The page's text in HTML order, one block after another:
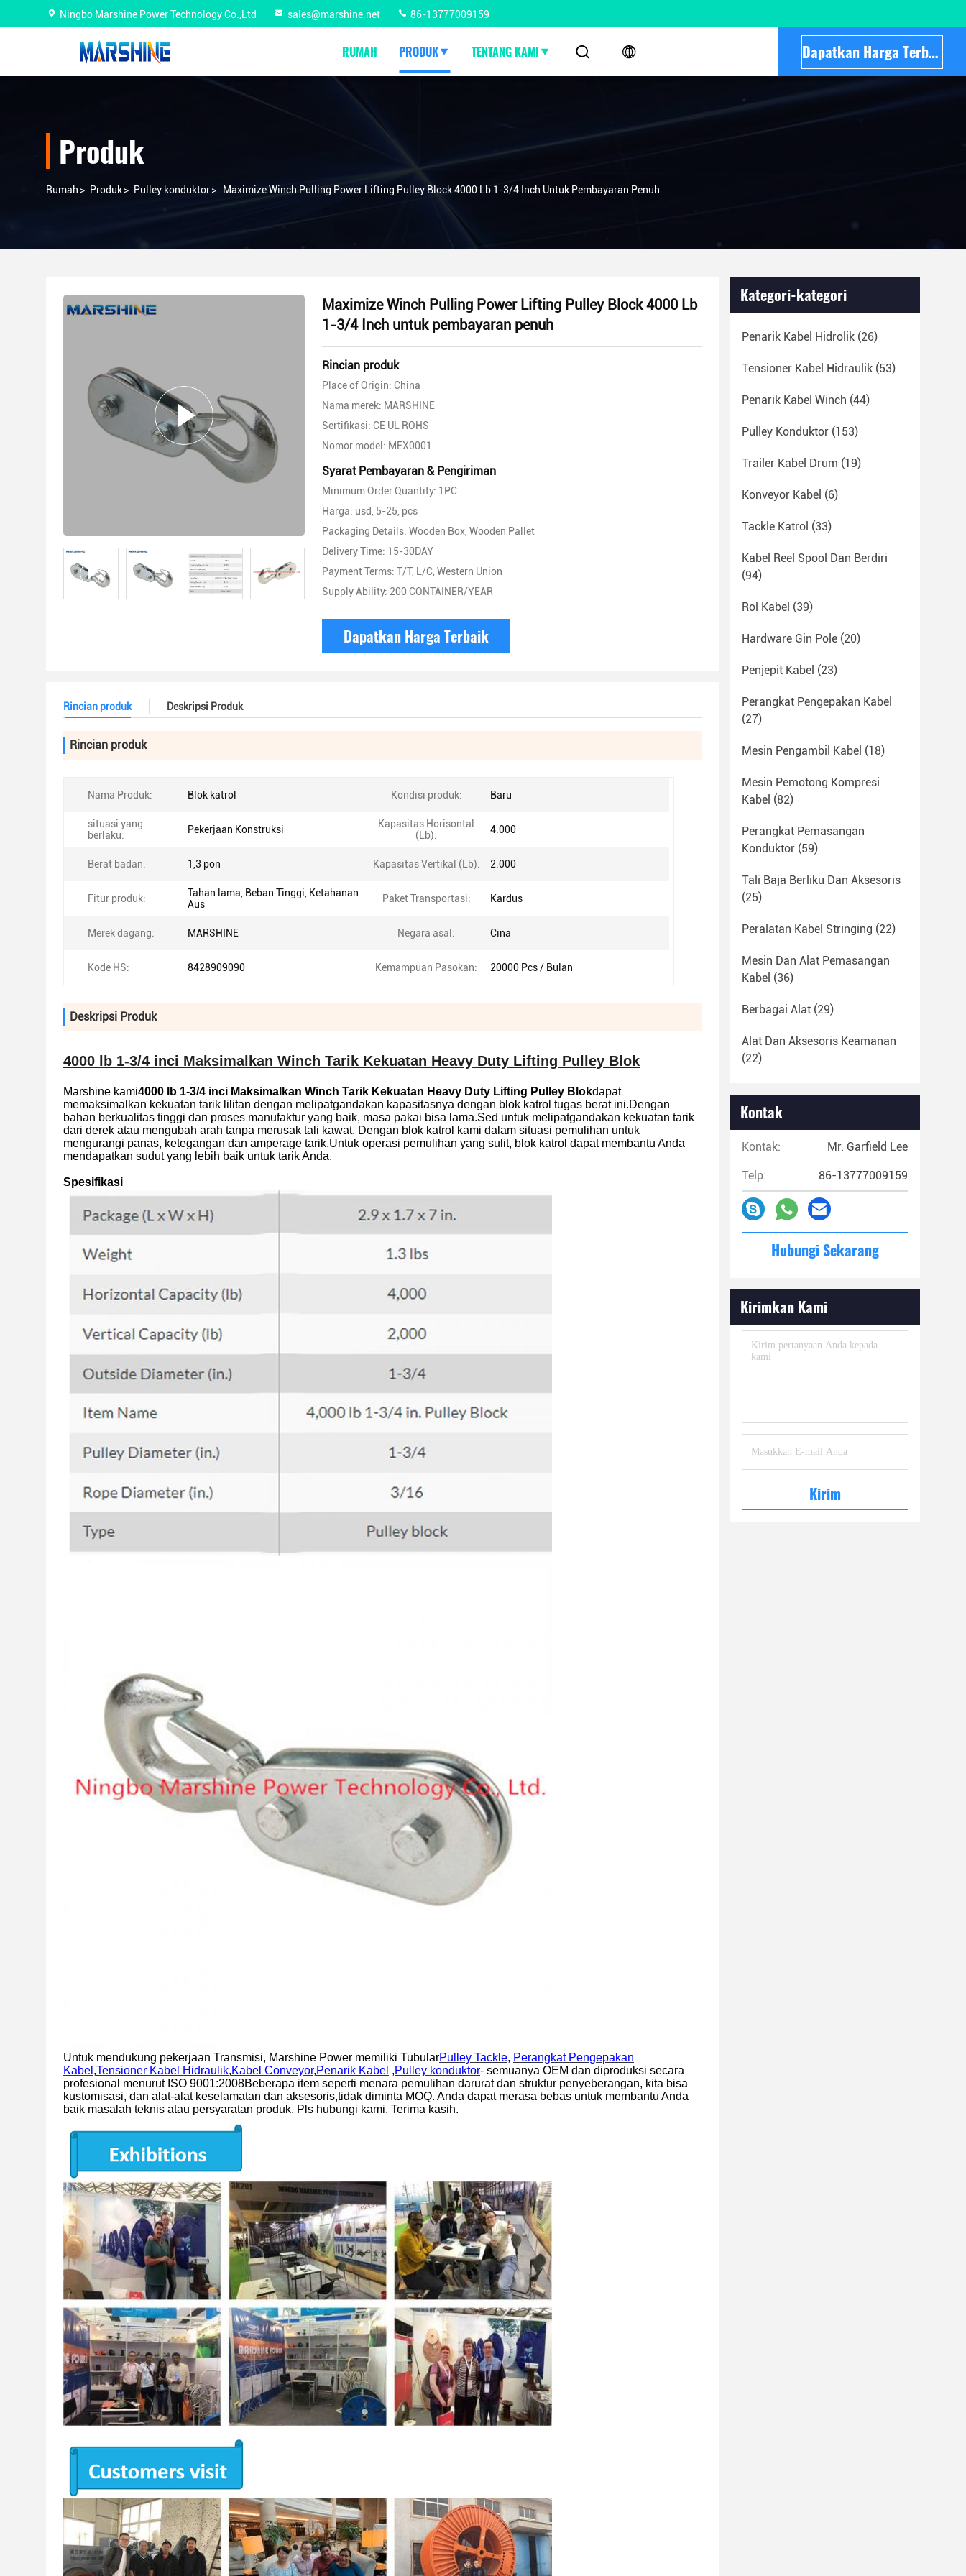
Ningbo Marshine Power Technology Co.,Ltd sales@marshine.net 86-13777009159
RUMAH PRODUK TENTANG KAMI Dapatkan Harga Terbaik
Produk
Rumah > Produk> Pulley konduktor> Maximize Winch Pulling Power Lifting Pulley Block 4000 Lb 1-3/4 Inch Untuk Pembayaran Penuh
Maximize Winch Pulling Power Lifting Pulley Block 4000 Lb
1-3/4 Inch untuk pembayaran penuh
Rincian produk
Place of Origin: China
Nama merek: MARSHINE
Sertifikasi: CE UL ROHS
Nomor model: MEX0001
Syarat Pembayaran & Pengiriman
Minimum Order Quantity: 1PC
Harga: usd, 5-25, pcs
Packaging Details: Wooden Box, Wooden Pallet
Delivery Time: 15-30DAY
Payment Terms: T/T, L/C, Western Union
Supply Ability: 200 CONTAINER/YEAR
Dapatkan Harga Terbaik
Rincian produk Deskripsi Produk
Rincian produk
Nama Produk: Blok katrol Kondisi produk: Baru
situasi yang
berlaku:
Pekerjaan Konstruksi
Kapasitas Horisontal
(Lb):
4.000
Berat badan: 1,3 pon Kapasitas Vertikal (Lb): 2.000
Fitur produk:
Tahan lama, Beban Tinggi, Ketahanan
Aus
Paket Transportasi: Kardus
Merek dagang: MARSHINE Negara asal: Cina
Kode HS: 8428909090 Kemampuan Pasokan: 20000 Pcs / Bulan
Deskripsi Produk
4000 lb 1-3/4 inci Maksimalkan Winch Tarik Kekuatan Heavy Duty Lifting Pulley Blok
Marshine kami4000 lb 1-3/4 inci Maksimalkan Winch Tarik Kekuatan Heavy Duty Lifting Pulley Blokdapat
memaksimalkan kekuatan tarik lilitan dengan melipatgandakan kapasitasnya dengan blok katrol tugas berat ini.Dengan
bahan berkualitas tinggi dan proses manufaktur yang baik, masa pakai bisa lama.Sed untuk melipatgandakan kekuatan tarik
dari derek atau mengubah arah tanpa merusak tali kawat. Dengan blok katrol kami dalam situasi pemulihan untuk
mengurangi panas, ketegangan dan amperage tarik.Untuk operasi pemulihan yang sulit, blok katrol dapat membantu Anda
mendapatkan sudut yang lebih baik untuk tarik Anda.
Spesifikasi
Untuk mendukung pekerjaan Transmisi, Marshine Power memiliki TubularPulley Tackle, Perangkat Pengepakan
Kabel ,Tensioner Kabel Hidraulik,Kabel Conveyor,Penarik Kabel ,Pulley konduktor- semuanya OEM dan diproduksi secara
profesional menurut ISO 9001:2008Beberapa item seperti menara pemulihan darurat dan struktur penyeberangan, kita bisa
kustomisasi, dan alat-alat keselamatan dan aksesoris,tidak diminta MOQ. Anda dapat merasa bebas untuk membantu Anda
baik masalah teknis atau persyaratan produk. Pls hubungi kami. Terima kasih.
Kategori-kategori
Penarik Kabel Hidrolik (26)
Tensioner Kabel Hidraulik (53)
Penarik Kabel Winch (44)
Pulley Konduktor (153)
Trailer Kabel Drum (19)
Konveyor Kabel (6)
Tackle Katrol (33)
Kabel Reel Spool Dan Berdiri
(94)
Rol Kabel (39)
Hardware Gin Pole (20)
Penjepit Kabel (23)
Perangkat Pengepakan Kabel
(27)
Mesin Pengambil Kabel (18)
Mesin Pemotong Kompresi
Kabel (82)
Perangkat Pemasangan
Konduktor (59)
Tali Baja Berliku Dan Aksesoris
(25)
Peralatan Kabel Stringing (22)
Mesin Dan Alat Pemasangan
Kabel (36)
Berbagai Alat (29)
Alat Dan Aksesoris Keamanan
(22)
Kontak
Kontak: Mr. Garfield Lee
Telp: 86-13777009159
Hubungi Sekarang
Kirimkan Kami
Kirim